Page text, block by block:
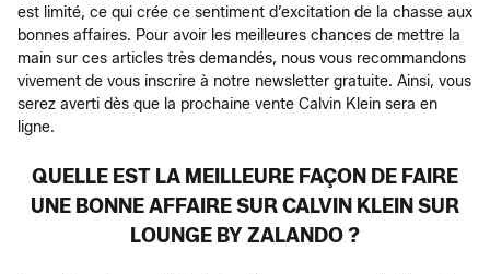
est limité, ce qui crée ce sentiment d’excitation de la chasse aux
bonnes affaires. Pour avoir les meilleures chances de mettre la
main sur ces articles très demandés, nous vous recommandons
vivement de vous inscrire à notre newsletter gratuite. Ainsi, vous
serez averti dès que la prochaine vente Calvin Klein sera en
ligne.
QUELLE EST LA MEILLEURE FAÇON DE FAIRE
UNE BONNE AFFAIRE SUR CALVIN KLEIN SUR
LOUNGE BY ZALANDO ?